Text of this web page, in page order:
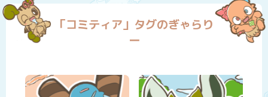
「コミティア」タグのぎゃらり
ー